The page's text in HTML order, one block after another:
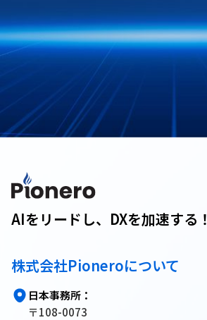
AIをリードし、DXを加速する！
株式会社Pioneroについて
日本事務所：
〒108-0073